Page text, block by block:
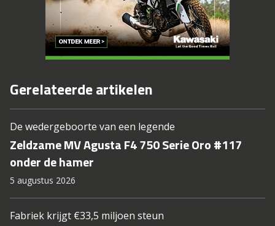
Gerelateerde artikelen
De wedergeboorte van een legende
Zeldzame MV Agusta F4 750 Serie Oro #117
onder de hamer
5 augustus 2026
Fabriek krijgt €33,5 miljoen steun